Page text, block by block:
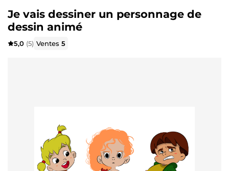
Je vais dessiner un personnage de
dessin animé
5,0 (5) Ventes5